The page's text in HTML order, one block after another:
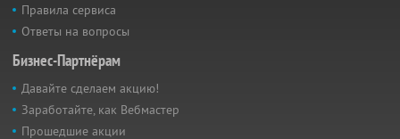
Правила сервиса
Ответы на вопросы
Бизнес-Партнёрам
Давайте сделаем акцию!
Заработайте, как Вебмастер
Прошедшие акции